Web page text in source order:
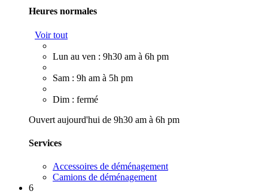
Heures normales
Voir tout
Lun au ven : 9h30 am à 6h pm
Sam : 9h am à 5h pm
Dim : fermé
Ouvert aujourd'hui de 9h30 am à 6h pm
Services
Accessoires de déménagement
Camions de déménagement
6